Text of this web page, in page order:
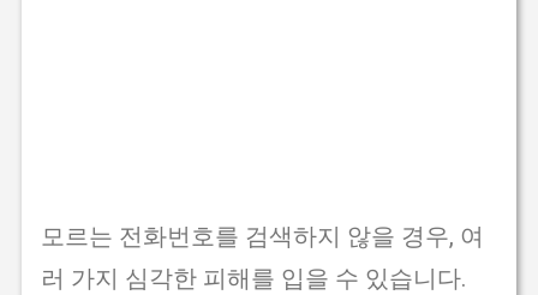
모르는 전화번호를 검색하지 않을 경우, 여
러 가지 심각한 피해를 입을 수 있습니다.